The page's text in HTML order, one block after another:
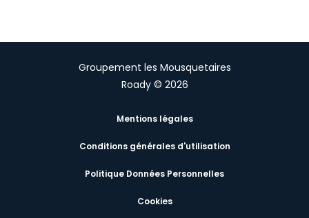
Groupement les Mousquetaires
Roady © 2026
Mentions légales
Conditions générales d'utilisation
Politique Données Personnelles
Cookies